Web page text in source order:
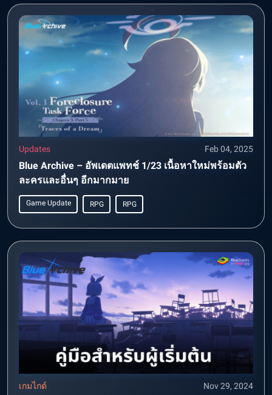
Updates Feb 04, 2025
Blue Archive – อัพเดตแพทช์ 1/23 เนื้อหาใหม่พร้อมตัว
ละครและอื่นๆ อีกมากมาย
Game Update RPG RPG
เกมไกด์ Nov 29, 2024